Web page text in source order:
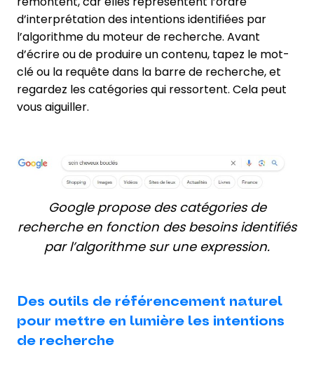
d’interprétation des intentions identifiées par
l’algorithme du moteur de recherche. Avant
d’écrire ou de produire un contenu, tapez le mot-
clé ou la requête dans la barre de recherche, et
regardez les catégories qui ressortent. Cela peut
vous aiguiller.
Google propose des catégories de
recherche en fonction des besoins identifiés
par l’algorithme sur une expression.
Des outils de référencement naturel
pour mettre en lumière les intentions
de recherche